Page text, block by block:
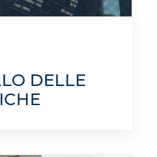
DELLE